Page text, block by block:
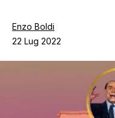
Enzo Boldi
22 Lug 2022